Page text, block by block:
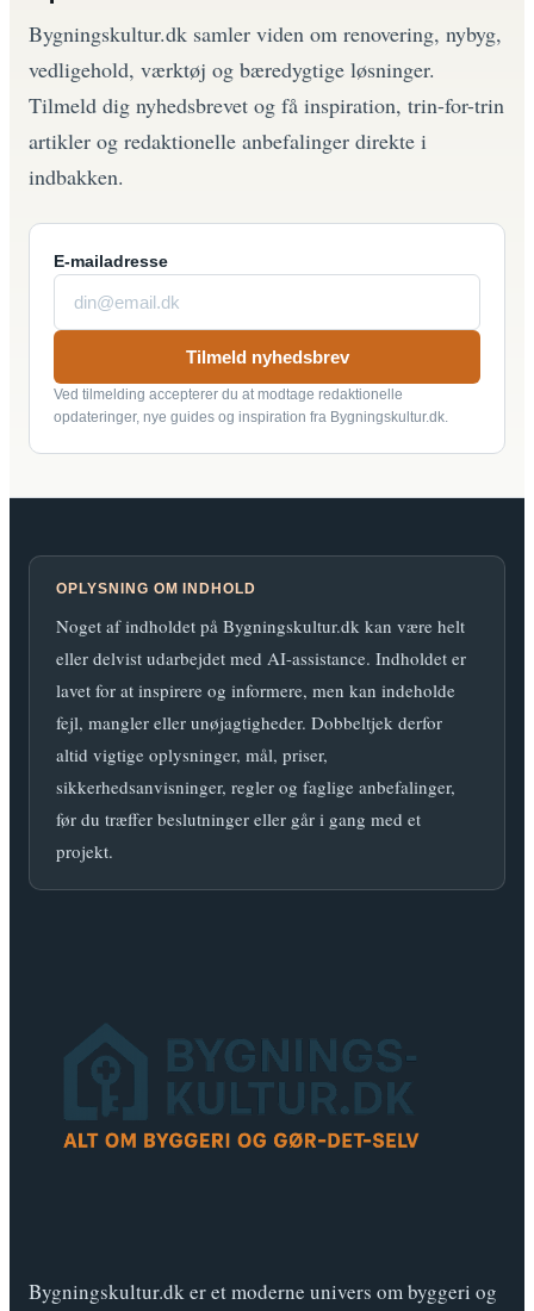
Bygningskultur.dk samler viden om renovering, nybyg,
vedligehold, værktøj og bæredygtige løsninger.
Tilmeld dig nyhedsbrevet og få inspiration, trin-for-trin
artikler og redaktionelle anbefalinger direkte i
indbakken.
E-mailadresse
Tilmeld nyhedsbrev
Ved tilmelding accepterer du at modtage redaktionelle
opdateringer, nye guides og inspiration fra Bygningskultur.dk.
OPLYSNING OM INDHOLD
Noget af indholdet på Bygningskultur.dk kan være helt
eller delvist udarbejdet med AI-assistance. Indholdet er
lavet for at inspirere og informere, men kan indeholde
fejl, mangler eller unøjagtigheder. Dobbeltjek derfor
altid vigtige oplysninger, mål, priser,
sikkerhedsanvisninger, regler og faglige anbefalinger,
før du træffer beslutninger eller går i gang med et
projekt.
Bygningskultur.dk er et moderne univers om byggeri og